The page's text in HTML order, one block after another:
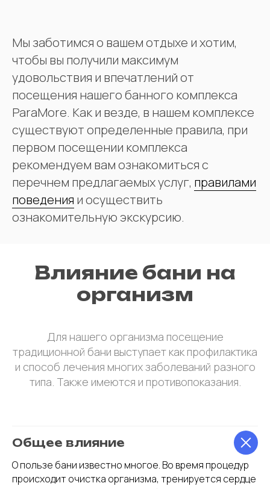
Мы заботимся о вашем отдыхе и хотим,
чтобы вы получили максимум
удовольствия и впечатлений от
посещения нашего банного комплекса
ParaMore. Как и везде, в нашем комплексе
существуют определенные правила, при
первом посещении комплекса
рекомендуем вам ознакомиться с
перечнем предлагаемых услуг, правилами
поведения и осуществить
ознакомительную экскурсию.
Влияние бани на
организм
Для нашего организма посещение
традиционной бани выступает как профилактика
и способ лечения многих заболеваний разного
типа. Также имеются и противопоказания.
Общее влияние
О пользе бани известно многое. Во время процедур
происходит очистка организма, тренируется сердце